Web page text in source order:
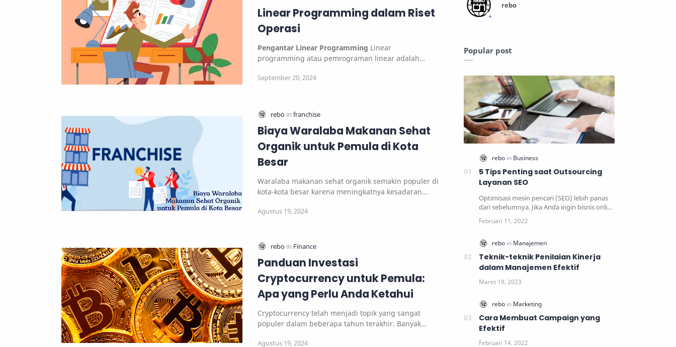
Linear Programming dalam Riset
Operasi
Pengantar Linear Programming Linear
programming atau pemrograman linear adalah
Biaya Waralaba Makanan Sehat
Organik untuk Pemula di Kota
Besar
Waralaba makanan sehat organik semakin populer di
kota-kota besar karena meningkatnya kesadaran
Panduan Investasi
Cryptocurrency untuk Pemula:
Apa yang Perlu Anda Ketahui
Cryptocurrency telah menjadi topik yang sangat
populer dalam beberapa tahun terakhir. Banyak
rebo
Popular post
5 Tips Penting saat Outsourcing
Layanan SEO
Optimisasi mesin pencari (SEO) lebih panas
dari sebelumnya. Jika Anda ingin bisnis online
Teknik-teknik Penilaian Kinerja
dalam Manajemen Efektif
Cara Membuat Campaign yang
Efektif